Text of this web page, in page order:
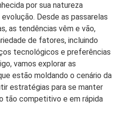
por sua natureza
Desde as passarelas
as tendências vêm e vão,
de fatores, incluindo
tecnológicos e preferências
vamos explorar as
estão moldando o cenário da
estratégias para se manter
tão competitivo e em rápida